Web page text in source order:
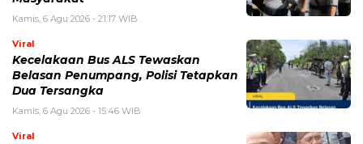
Kamis, 6 Agu 2026 - 21:17 WIB
Viral
Kecelakaan Bus ALS Tewaskan
Belasan Penumpang, Polisi Tetapkan
Dua Tersangka
Kamis, 6 Agu 2026 - 15:46 WIB
Viral